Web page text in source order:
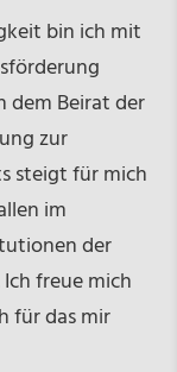
bin ich mit
dem Beirat der
zur
steigt für mich
im
der
freue mich
für das mir